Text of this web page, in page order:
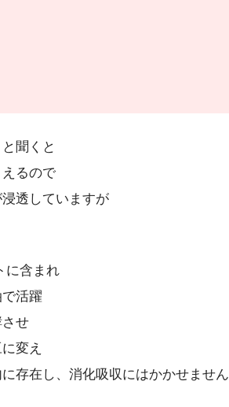
聞くと
るので
浸透していますが
に含まれ
活躍
せ
変え
存在し、消化吸収にはかかせません